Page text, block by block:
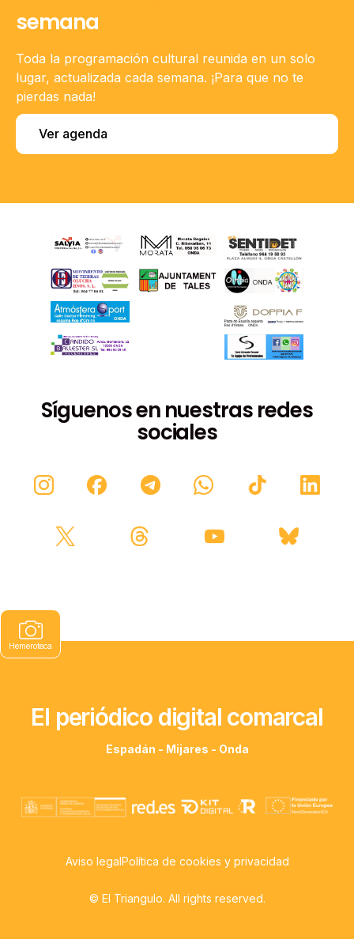
semana
Toda la programación cultural reunida en un solo
lugar, actualizada cada semana. ¡Para que no te
pierdas nada!
Ver agenda
Síguenos en nuestras redes
sociales
Hemeroteca
El periódico digital comarcal
Espadán - Mijares - Onda
Aviso legalPolítica de cookies y privacidad
© El Triangulo. All rights reserved.